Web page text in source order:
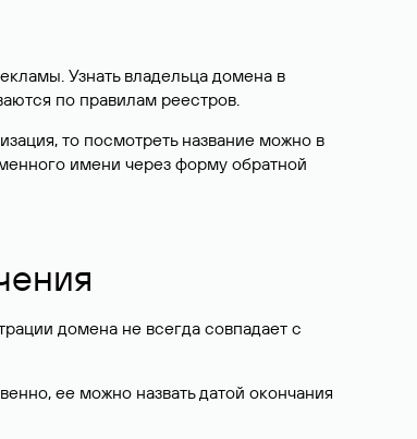
Узнать владельца домена в
по правилам реестров.
то посмотреть название можно в
имени через форму обратной
домена не всегда совпадает с
ее можно назвать датой окончания